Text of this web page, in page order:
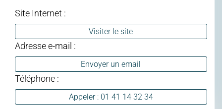
Site Internet :
Visiter le site
Adresse e-mail :
Envoyer un email
Téléphone :
Appeler : 01 41 14 32 34